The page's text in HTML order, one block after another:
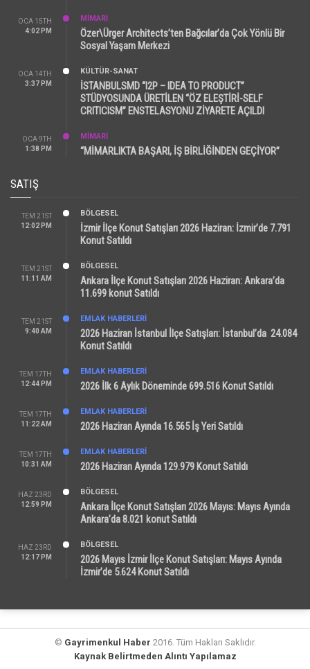
OCA 15TH
4:02 PM
MİMARİ
Özer\Ürger Architects’ten Bağcılar’da Çok Yönlü Bir
Sosyal Yaşam Merkezi
OCA 14TH
3:37 PM
KÜLTÜR-SANAT
İSTANBULSMD “I2P – IDEA TO PRODUCT”
STÜDYOSUNDA ÜRETİLEN “ÖZ ELEŞTİRİ-SELF
CRITICISM” ENSTELASYONU ZİYARETE AÇILDI
OCA 9TH
1:38 PM
MİMARİ
“MİMARLIKTA BAŞARI, İŞ BİRLİĞİNDEN GEÇİYOR”
SATIŞ
TEM 21ST
12:02 PM
BÖLGESEL
İzmir İlçe Konut Satışları 2026 Haziran: İzmir’de 7.791
Konut Satıldı
TEM 21ST
11:11 AM
BÖLGESEL
Ankara İlçe Konut Satışları 2026 Haziran: Ankara’da
11.699 konut Satıldı
TEM 21ST
9:40 AM
EMLAK HABERLERI
2026 Haziran İstanbul İlçe Satışları: İstanbul’da 24.084
Konut Satıldı
TEM 17TH
12:44 PM
EMLAK HABERLERI
2026 İlk 6 Aylık Döneminde 699.516 Konut Satıldı
TEM 17TH
11:22 AM
EMLAK HABERLERI
2026 Haziran Ayında 16.565 İş Yeri Satıldı
TEM 17TH
10:31 AM
EMLAK HABERLERI
2026 Haziran Ayında 129.979 Konut Satıldı
HAZ 23RD
12:59 PM
BÖLGESEL
Ankara İlçe Konut Satışları 2026 Mayıs: Mayıs Ayında
Ankara’da 8.021 konut Satıldı
HAZ 23RD
12:17 PM
BÖLGESEL
2026 Mayıs İzmir İlçe Konut Satışları: Mayıs Ayında
İzmir’de 5.624 Konut Satıldı
© Gayrimenkul Haber 2016. Tüm Hakları Saklıdır.
Kaynak Belirtmeden Alıntı Yapılamaz